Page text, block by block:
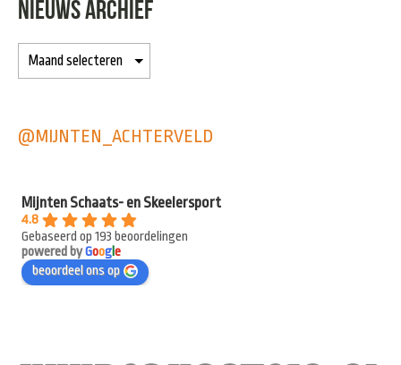
NIEUWS ARCHIEF
@MIJNTEN_ACHTERVELD
Mijnten Schaats- en Skeelersport
4.8
Gebaseerd op 193 beoordelingen
powered byGooge
beoordeel ons op